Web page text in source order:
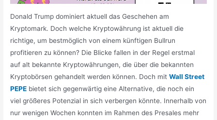
Donald Trump dominiert aktuell das Geschehen am
Kryptomark. Doch welche Kryptowährung ist aktuell die
richtige, um bestmöglich von einem künftigen Bullrun
profitieren zu können? Die Blicke fallen in der Regel erstmal
auf alt bekannte Kryptowährungen, die über die bekannten
Kryptobörsen gehandelt werden können. Doch mitWall Street
PEPE bietet sich gegenwärtig eine Alternative, die noch ein
viel größeres Potenzial in sich verbergen könnte. Innerhalb von
nur wenigen Wochen konnten im Rahmen des Presales mehr